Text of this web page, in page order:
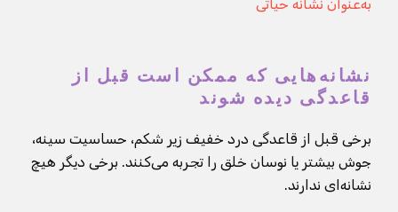
به‌عنوان نشانه حیاتی
نشانه‌هایی که ممکن است قبل از
قاعدگی دیده شوند
برخی قبل از قاعدگی درد خفیف زیر شکم، حساسیت سینه،
جوش بیشتر یا نوسان خلق را تجربه می‌کنند. برخی دیگر هیچ
نشانه‌ای ندارند.